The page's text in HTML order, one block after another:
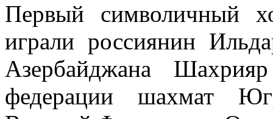
Первый символичный
играли россиянин
Азербайджана Шахрияр
федерации шахмат